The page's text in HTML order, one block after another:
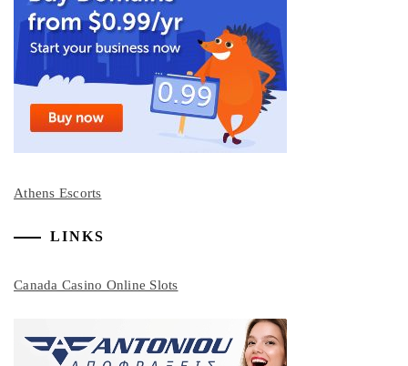
Athens Escorts
LINKS
Canada Casino Online Slots